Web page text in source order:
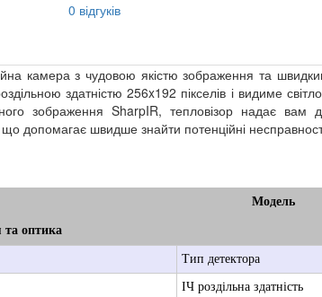
0 відгуків
камера з чудовою якістю зображення та
здатністю 256x192 пікселів і видиме
зображення SharpIR, тепловізор надає вам
допомагає швидше знайти потенційні
Модель
та оптика
Тип детектора
ІЧ роздільна здатність